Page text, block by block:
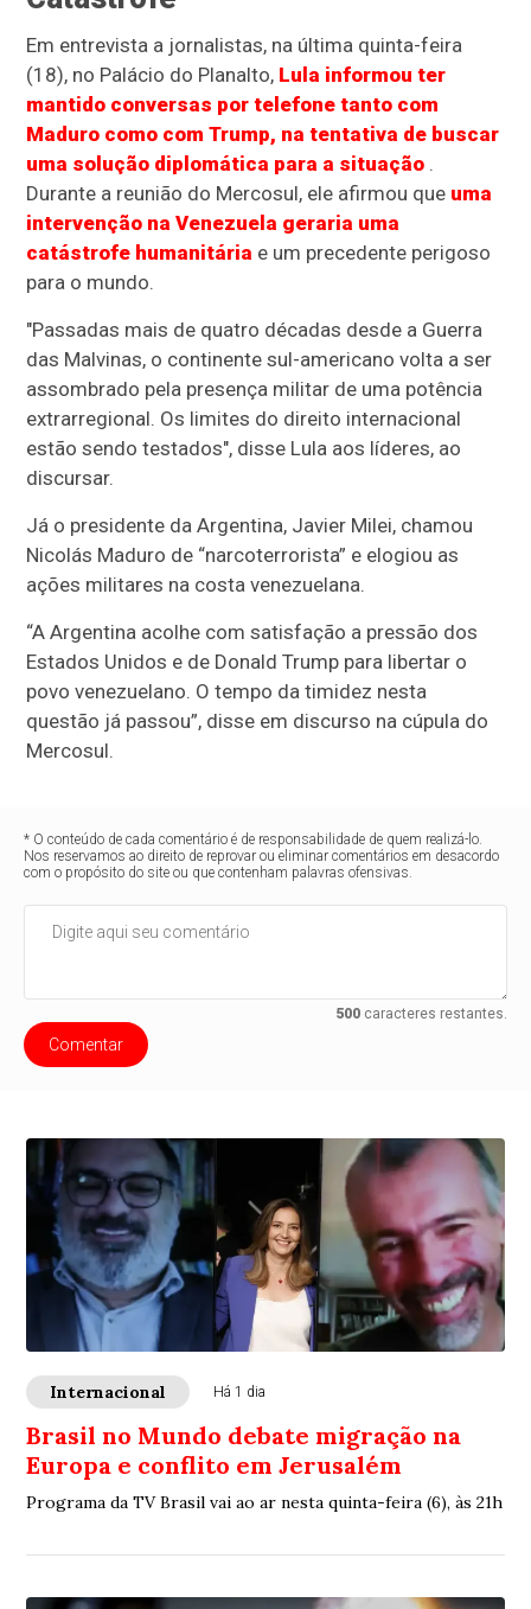
Em entrevista a jornalistas, na última quinta-feira
(18), no Palácio do Planalto, Lula informou ter
mantido conversas por telefone tanto com
Maduro como com Trump, na tentativa de buscar
uma solução diplomática para a situação .
Durante a reunião do Mercosul, ele afirmou que uma
intervenção na Venezuela geraria uma
catástrofe humanitária e um precedente perigoso
para o mundo.
"Passadas mais de quatro décadas desde a Guerra
das Malvinas, o continente sul-americano volta a ser
assombrado pela presença militar de uma potência
extrarregional. Os limites do direito internacional
estão sendo testados", disse Lula aos líderes, ao
discursar.
Já o presidente da Argentina, Javier Milei, chamou
Nicolás Maduro de “narcoterrorista” e elogiou as
ações militares na costa venezuelana.
“A Argentina acolhe com satisfação a pressão dos
Estados Unidos e de Donald Trump para libertar o
povo venezuelano. O tempo da timidez nesta
questão já passou”, disse em discurso na cúpula do
Mercosul.
* O conteúdo de cada comentário é de responsabilidade de quem realizá-lo.
Nos reservamos ao direito de reprovar ou eliminar comentários em desacordo
com o propósito do site ou que contenham palavras ofensivas.
500caracteres restantes.
Comentar
Internacional Há 1 dia
Brasil no Mundo debate migração na
Europa e conflito em Jerusalém
Programa da TV Brasil vai ao ar nesta quinta-feira (6), às 21h